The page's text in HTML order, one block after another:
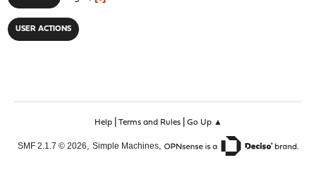
USER ACTIONS
Help| Terms and Rules| Go Up ▲
SMF 2.1.7 © 2026, Simple Machines,